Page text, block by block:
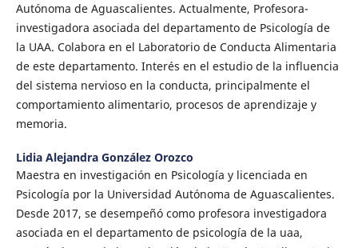
Autónoma de Aguascalientes. Actualmente, Profesora-
investigadora asociada del departamento de Psicología de
la UAA. Colabora en el Laboratorio de Conducta Alimentaria
de este departamento. Interés en el estudio de la influencia
del sistema nervioso en la conducta, principalmente el
comportamiento alimentario, procesos de aprendizaje y
memoria.
Lidia Alejandra González Orozco
Maestra en investigación en Psicología y licenciada en
Psicología por la Universidad Autónoma de Aguascalientes.
Desde 2017, se desempeñó como profesora investigadora
asociada en el departamento de psicología de la uaa,